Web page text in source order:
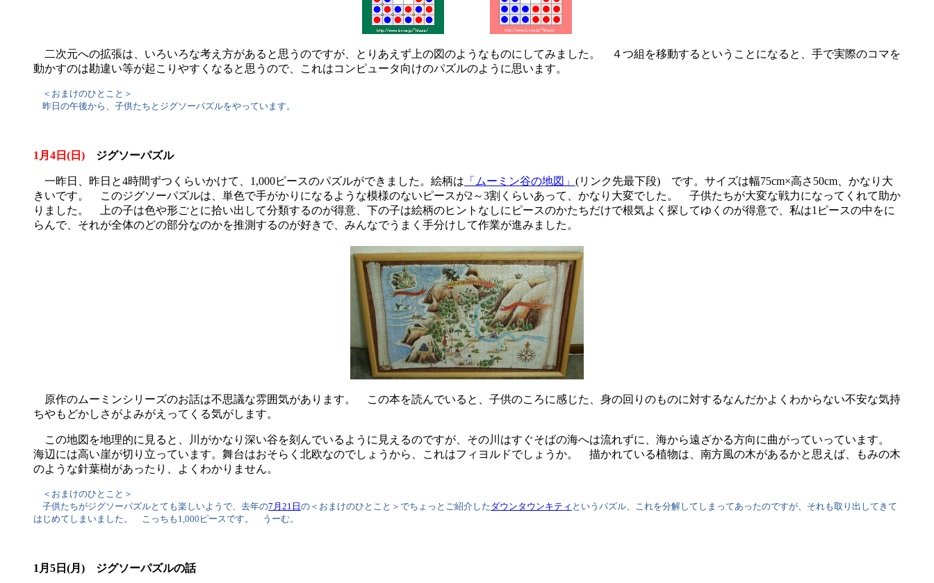
二次元への拡張は、いろいろな考え方があると思うのですが、とりあえず上の図のようなものにしてみました。 ４つ組を移動するということになると、手で実際のコマを
動かすのは勘違い等が起こりやすくなると思うので、これはコンピュータ向けのパズルのように思います。
＜おまけのひとこと＞
昨日の午後から、子供たちとジグソーパズルをやっています。
1月4日(日) ジグソーパズル
一昨日、昨日と4時間ずつくらいかけて、1,000ピースのパズルができました。絵柄は 「ムーミン谷の地図」 (リンク先最下段) です。サイズは幅75cm×高さ50cm、かなり大
きいです。 このジグソーパズルは、単色で手がかりになるような模様のないピースが2～3割くらいあって、かなり大変でした。 子供たちが大変な戦力になってくれて助か
りました。 上の子は色や形ごとに拾い出して分類するのが得意、下の子は絵柄のヒントなしにピースのかたちだけで根気よく探してゆくのが得意で、私は1ピースの中をに
らんで、それが全体のどの部分なのかを推測するのが好きで、みんなでうまく手分けして作業が進みました。
原作のムーミンシリーズのお話は不思議な雰囲気があります。 この本を読んでいると、子供のころに感じた、身の回りのものに対するなんだかよくわからない不安な気持
ちやもどかしさがよみがえってくる気がします。
この地図を地理的に見ると、川がかなり深い谷を刻んでいるように見えるのですが、その川はすぐそばの海へは流れずに、海から遠ざかる方向に曲がっていっています。
海辺には高い崖が切り立っています。舞台はおそらく北欧なのでしょうから、これはフィヨルドでしょうか。 描かれている植物は、南方風の木があるかと思えば、もみの木
のような針葉樹があったり、よくわかりません。
＜おまけのひとこと＞
子供たちがジグソーパズルとても楽しいようで、去年の7月21日 の＜おまけのひとこと＞でちょっとご紹介したダウンタウンキティ というパズル、これを分解してしまってあったのですが、それも取り出してきて
はじめてしまいました。 こっちも1,000ピースです。 うーむ。
1月5日(月) ジグソーパズルの話